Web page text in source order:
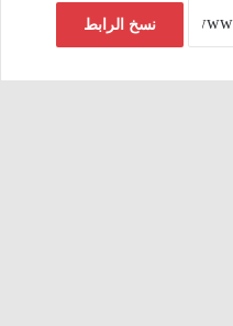
نسخ الرابط